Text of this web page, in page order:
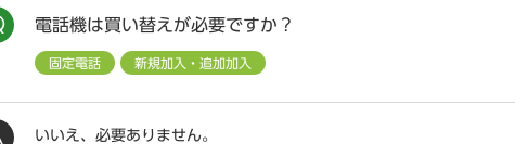
電話機は買い替えが必要ですか？
固定電話 新規加入・追加加入
いいえ、必要ありません。